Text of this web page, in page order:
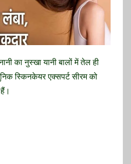
का नुस्खा यानी बालों में तेल ही
स्किनकेयर एक्सपर्ट सीरम को